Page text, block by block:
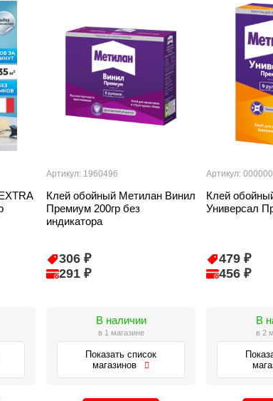
Артикул: 1960496
Клей обойный Метилан Винил
Премиум 200гр без
индикатора
306 ₽
291 ₽
В наличии
в 1 магазине
Показать список
магазинов
Артикул:
Клей
Универсал
479 ₽
456 ₽
В
в 2